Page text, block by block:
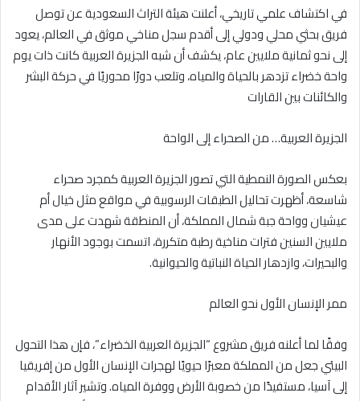
في اكتشاف علمي تاريخي، أعلنت هيئة التراث السعودية عن توصل
فريق بحثي محلي ودولي إلى أقدم سجل مناخي موثق في العالم، يعود
إلى نحو ثمانية ملايين عام، يكشف أن شبه الجزيرة العربية كانت ذات يوم
واحة خضراء تزدهر بالحياة والمياه، وتلعب دورًا محوريًا في حركة البشر
والكائنات بين القارات
الجزيرة العربية… من الصحراء إلى الواحة
بعكس الصورة النمطية التي تصور الجزيرة العربية كمجرد صحراء
شاسعة، أظهرت تحاليل الطبقات الرسوبية في مواقع مثل خيال أم
عيشيان وواحة جبة شمال المملكة، أن المنطقة شهدت على مدى
ملايين السنين فترات مناخية رطبة متكررة، اتسمت بوجود الأنهار
والبحيرات، وازدهار الحياة النباتية والحيوانية.
ممر الإنسان الأول نحو العالم
وفقًا لما أعلنه فريق مشروع “الجزيرة العربية الخضراء”، فإن هذا التحول
البيئي جعل من المملكة معبرًا حيويًا لهجرات الإنسان الأول من إفريقيا
إلى آسيا، مستفيدًا من خصوبة الأرض ووفرة المياه. وتشير آثار الأقدام